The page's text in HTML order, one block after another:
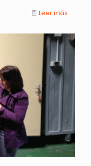
Leer más